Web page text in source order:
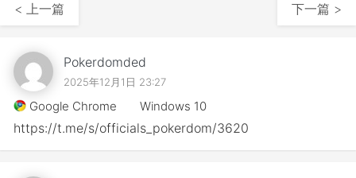
< 上一篇 下一篇 >
Pokerdomded
2025年12月1日 23:27
Google Chrome Windows 10
https://t.me/s/officials_pokerdom/3620